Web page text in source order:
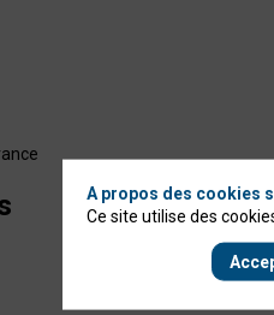
A propos des cookies
Ce site utilise des